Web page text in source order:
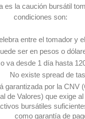
es la caución bursátil
condiciones son:
entre el tomador y
ser en pesos o
va desde 1 día hasta
No existe spread de
garantizada por la CNV
de Valores) que exige
bursátiles
como garantía de